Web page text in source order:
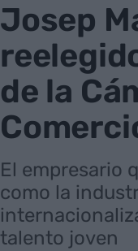
Josep
de la
El empresario
como la
talento joven